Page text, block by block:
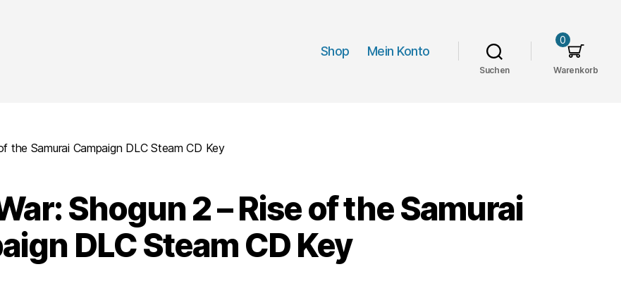
Shop Mein Konto
Suchen Warenkorb
0
the Samurai Campaign DLC Steam CD Key
Shogun 2 – Rise of the Samurai
DLC Steam CD Key